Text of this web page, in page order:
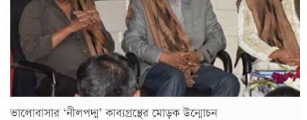
ভালোবাসার ‘নীলপদ্ম’ কাব্যগ্রন্থের মোড়ক উন্মোচন